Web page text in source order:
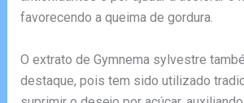
favorecendo a queima de gordura.
O extrato de Gymnema sylvestre
destaque, pois tem sido utilizado